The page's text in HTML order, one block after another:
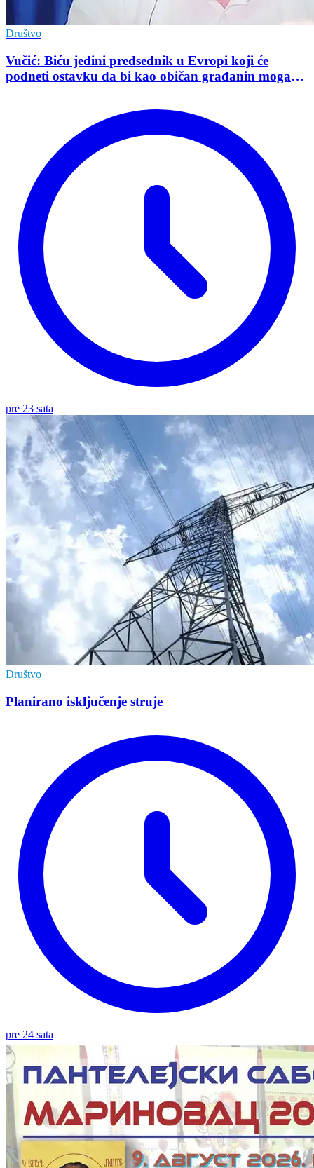
Društvo
Vučić: Biću jedini predsednik u Evropi koji će
podneti ostavku da bi kao običan građanin mogao
pre 23 sata
Društvo
Planirano isključenje struje
pre 24 sata